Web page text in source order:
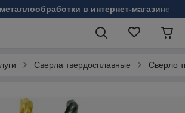
в интернет-магазине
Сверла твердосплавные Сверло